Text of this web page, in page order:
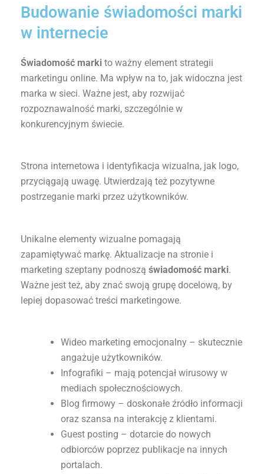
Budowanie świadomości marki
w internecie
Świadomość markito ważny element strategii
marketingu online. Ma wpływ na to, jak widoczna jest
marka w sieci. Ważne jest, aby rozwijać
rozpoznawalność marki, szczególnie w
konkurencyjnym świecie.
Strona internetowa i identyfikacja wizualna, jak logo,
przyciągają uwagę. Utwierdzają też pozytywne
postrzeganie marki przez użytkowników.
Unikalne elementy wizualne pomagają
zapamiętywać markę. Aktualizacje na stronie i
marketing szeptany podnoszą świadomość marki.
Ważne jest też, aby znać swoją grupę docelową, by
lepiej dopasować treści marketingowe.
Wideo marketing emocjonalny – skutecznie
angażuje użytkowników.
Infografiki – mają potencjał wirusowy w
mediach społecznościowych.
Blog firmowy – doskonałe źródło informacji
oraz szansa na interakcję z klientami.
Guest posting – dotarcie do nowych
odbiorców poprzez publikacje na innych
portalach.